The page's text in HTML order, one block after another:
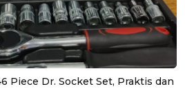
Piece Dr. Socket Set, Praktis dan